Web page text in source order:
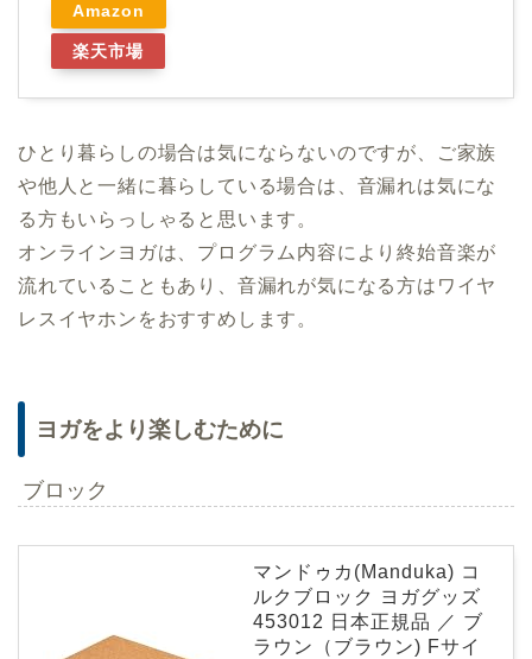
Amazon
楽天市場
ひとり暮らしの場合は気にならないのですが、ご家族
や他人と一緒に暮らしている場合は、音漏れは気にな
る方もいらっしゃると思います。
オンラインヨガは、プログラム内容により終始音楽が
流れていることもあり、音漏れが気になる方はワイヤ
レスイヤホンをおすすめします。
ヨガをより楽しむために
ブロック
マンドゥカ(Manduka) コ
ルクブロック ヨガグッズ
453012 日本正規品 ／ ブ
ラウン（ブラウン) Fサイ